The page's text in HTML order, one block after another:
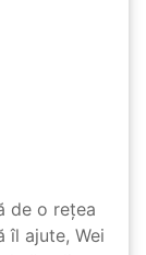
de o rețea
îl ajute, Wei